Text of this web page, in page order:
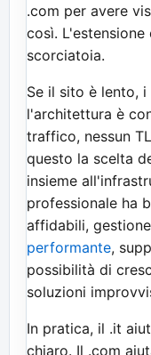
.com per avere
così. L'estensione
scorciatoia.
Se il sito è lento,
l'architettura è
traffico, nessun
questo la scelta
insieme
professionale ha
affidabili,
performante,
possibilità di
soluzioni
In pratica, il .it
chiaro. Il .com